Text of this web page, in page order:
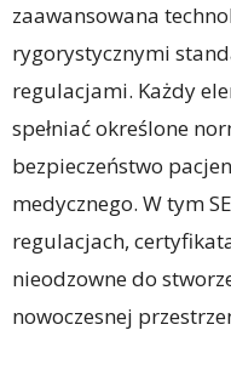
zaawansowana
rygorystycznymi
regulacjami. Każdy
spełniać określone
bezpieczeństwo
medycznego. W tym
regulacjach,
nieodzowne do
nowoczesnej